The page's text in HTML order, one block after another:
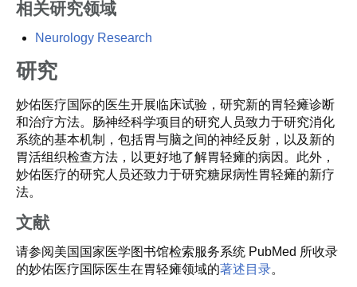
相关研究领域
Neurology Research
研究
妙佑医疗国际的医生开展临床试验，研究新的胃轻瘫诊断
和治疗方法。肠神经科学项目的研究人员致力于研究消化
系统的基本机制，包括胃与脑之间的神经反射，以及新的
胃活组织检查方法，以更好地了解胃轻瘫的病因。此外，
妙佑医疗的研究人员还致力于研究糖尿病性胃轻瘫的新疗
法。
文献
请参阅美国国家医学图书馆检索服务系统 PubMed 所收录
的妙佑医疗国际医生在胃轻瘫领域的著述目录。